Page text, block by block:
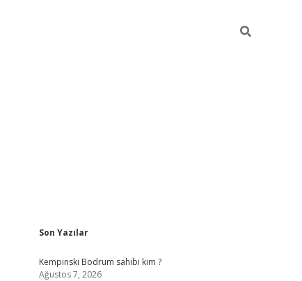
Sidebar
Son Yazılar
Kempinski Bodrum sahibi kim ?
Ağustos 7, 2026